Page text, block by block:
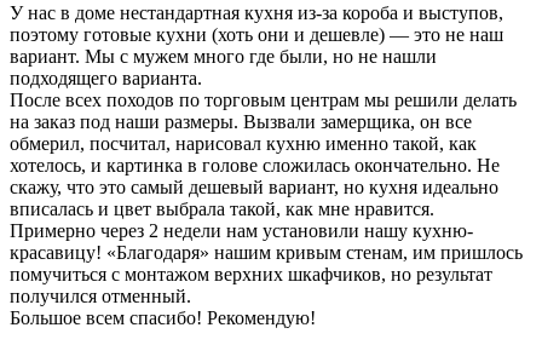
У нас в доме нестандартная кухня из-за короба и выступов,
поэтому готовые кухни (хоть они и дешевле) — это не наш
вариант. Мы с мужем много где были, но не нашли
подходящего варианта.
После всех походов по торговым центрам мы решили делать
на заказ под наши размеры. Вызвали замерщика, он все
обмерил, посчитал, нарисовал кухню именно такой, как
хотелось, и картинка в голове сложилась окончательно. Не
скажу, что это самый дешевый вариант, но кухня идеально
вписалась и цвет выбрала такой, как мне нравится.
Примерно через 2 недели нам установили нашу кухню-
красавицу! «Благодаря» нашим кривым стенам, им пришлось
помучиться с монтажом верхних шкафчиков, но результат
получился отменный.
Большое всем спасибо! Рекомендую!